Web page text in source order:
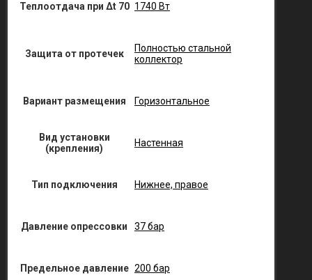
Теплоотдача при Δt 70 1740 Вт
Защита от протечек
Полностью стальной
коллектор
Вариант размещения Горизонтальное
Вид установки
(крепления)
Настенная
Тип подключения Нижнее, правое
Давление опрессовки 37 бар
Предельное давление 200 бар